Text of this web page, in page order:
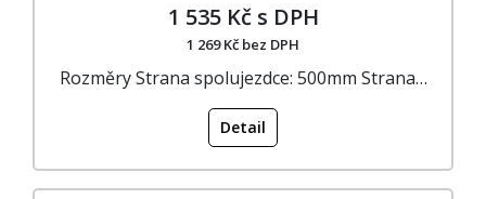
1 535 Kč s DPH
1 269 Kč bez DPH
Rozměry Strana spolujezdce: 500mm Strana…
Detail